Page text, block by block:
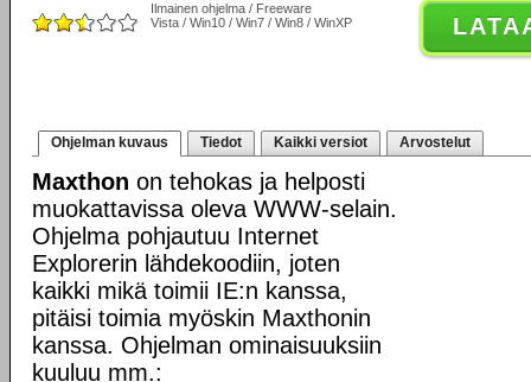
Ilmainen ohjelma / Freeware
Vista / Win10 / Win7 / Win8 / WinXP
Ohjelman kuvaus Tiedot Kaikki versiot Arvostelut
Maxthon on tehokas ja helposti
muokattavissa oleva WWW-selain.
Ohjelma pohjautuu Internet
Explorerin lähdekoodiin, joten
kaikki mikä toimii IE:n kanssa,
pitäisi toimia myöskin Maxthonin
kanssa. Ohjelman ominaisuuksiin
kuuluu mm.: